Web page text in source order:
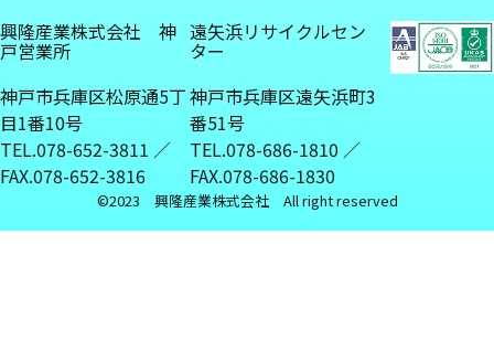
興隆産業株式会社 神
戸営業所
神戸市兵庫区松原通5丁
目1番10号
TEL.078-652-3811 ／
FAX.078-652-3816
遠矢浜リサイクルセン
ター
神戸市兵庫区遠矢浜町3
番51号
TEL.078-686-1810 ／
FAX.078-686-1830
©︎2023 興隆産業株式会社 All right reserved